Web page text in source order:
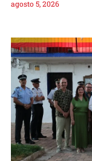
agosto 5, 2026